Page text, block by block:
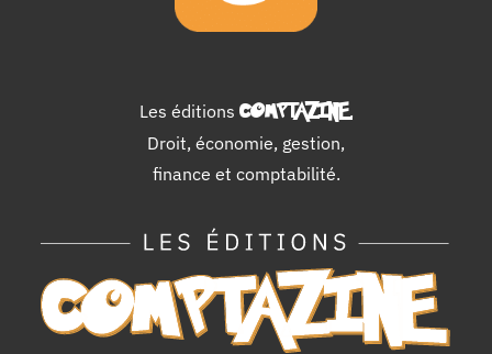
Les éditions COMPTAZINE.
Droit, économie, gestion,
finance et comptabilité.